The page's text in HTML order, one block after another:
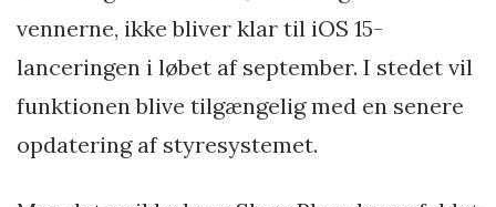
vennerne, ikke bliver klar til iOS 15-
lanceringen i løbet af september. I stedet vil
funktionen blive tilgængelig med en senere
opdatering af styresystemet.